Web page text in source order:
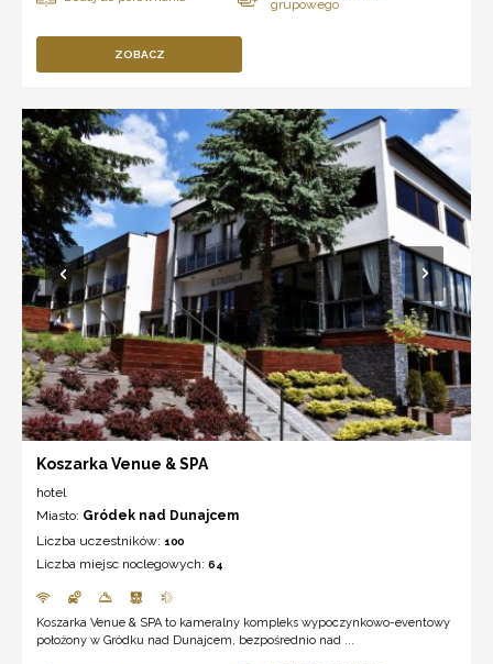
ZOBACZ
Koszarka Venue & SPA
hotel
Miasto: Gródek nad Dunajcem
Liczba uczestników: 100
Liczba miejsc noclegowych: 64
Koszarka Venue & SPA to kameralny kompleks wypoczynkowo-eventowy
położony w Gródku nad Dunajcem, bezpośrednio nad ...